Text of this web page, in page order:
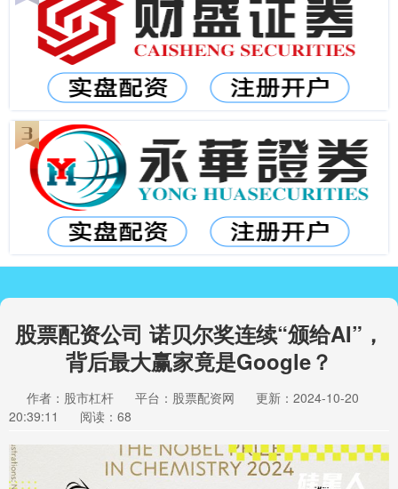
股票配资公司 诺贝尔奖连续“颁给AI”，
背后最大赢家竟是Google？
作者：股市杠杆 平台：股票配资网
更新：2024-10-20
20:39:11
阅读：68